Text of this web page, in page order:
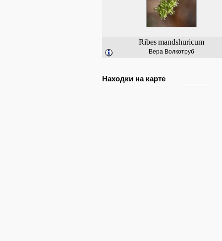
Ribesmandshuricum
Вера Волкотруб
Находки на карте